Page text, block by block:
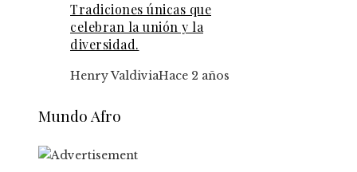
Tradiciones únicas que
celebran la unión y la
diversidad.
Henry ValdiviaHace 2 años
Mundo Afro